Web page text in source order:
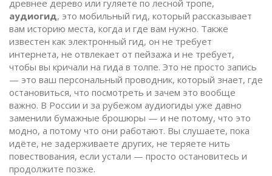
древнее дерево или гуляете по лесной тропе,
аудиогид, это мобильный гид, который рассказывает
вам историю места, когда и где вам нужно. Также
известен как электронный гид, он не требует
интернета, не отвлекает от пейзажа и не требует,
чтобы вы кричали на гида в толпе. Это не просто запись
— это ваш персональный проводник, который знает, где
остановиться, что посмотреть и зачем это вообще
важно. В России и за рубежом аудиогиды уже давно
заменили бумажные брошюры — и не потому, что это
модно, а потому что они работают. Вы слушаете, пока
идёте, не задерживаете других, не теряете нить
повествования, если устали — просто остановитесь и
продолжите позже.